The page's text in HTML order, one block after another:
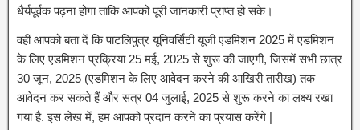
धैर्यपूर्वक पढ़ना होगा ताकि आपको पूरी जानकारी प्राप्त हो सके।
वहीं आपको बता दें कि पाटलिपुत्र यूनिवर्सिटी यूजी एडमिशन 2025 में एडमिशन
के लिए एडमिशन प्रक्रिया 25 मई, 2025 से शुरू की जाएगी, जिसमें सभी छात्र
30 जून, 2025 (एडमिशन के लिए आवेदन करने की आखिरी तारीख) तक
आवेदन कर सकते हैं और सत्र 04 जुलाई, 2025 से शुरू करने का लक्ष्य रखा
गया है. इस लेख में, हम आपको प्रदान करने का प्रयास करेंगे |